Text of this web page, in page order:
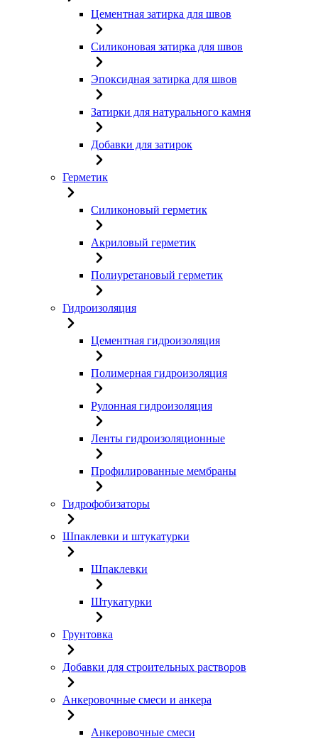
Цементная затирка для швов
Силиконовая затирка для швов
Эпоксидная затирка для швов
Затирки для натурального камня
Добавки для затирок
Герметик
Силиконовый герметик
Акриловый герметик
Полиуретановый герметик
Гидроизоляция
Цементная гидроизоляция
Полимерная гидроизоляция
Рулонная гидроизоляция
Ленты гидроизоляционные
Профилированные мембраны
Гидрофобизаторы
Шпаклевки и штукатурки
Шпаклевки
Штукатурки
Грунтовка
Добавки для строительных растворов
Анкеровочные смеси и анкера
Анкеровочные смеси